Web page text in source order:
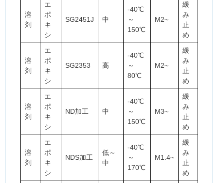
溶
剤
エ
ポ
キ
シ
SG2451J 中
-40℃
～
150℃
M2~
緩
み
止
め
溶
剤
エ
ポ
キ
シ
SG2353 高
-40℃
～
80℃
M2~
緩
み
止
め
溶
剤
エ
ポ
キ
シ
ND加工 中
-40℃
～
150℃
M3~
緩
み
止
め
溶
剤
エ
ポ
キ
シ
NDS加工
低～
中
-40℃
～
170℃
M1.4~
緩
み
止
め